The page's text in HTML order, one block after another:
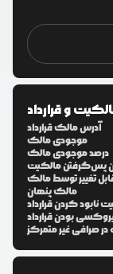
و قرارداد
آدرس مالک قرارداد
موجودی مالک
درصد موجودی مالک
پس‌گرفتن مالکیت
تغییر توسط مالک
مالک پنهان
نابود کردن قرارداد
بودن قرارداد
صرافی غیر متمرکز